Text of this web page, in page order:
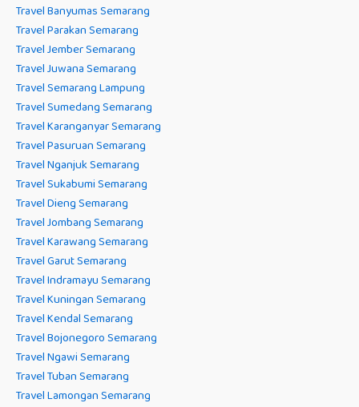
Travel Banyumas Semarang
Travel Parakan Semarang
Travel Jember Semarang
Travel Juwana Semarang
Travel Semarang Lampung
Travel Sumedang Semarang
Travel Karanganyar Semarang
Travel Pasuruan Semarang
Travel Nganjuk Semarang
Travel Sukabumi Semarang
Travel Dieng Semarang
Travel Jombang Semarang
Travel Karawang Semarang
Travel Garut Semarang
Travel Indramayu Semarang
Travel Kuningan Semarang
Travel Kendal Semarang
Travel Bojonegoro Semarang
Travel Ngawi Semarang
Travel Tuban Semarang
Travel Lamongan Semarang